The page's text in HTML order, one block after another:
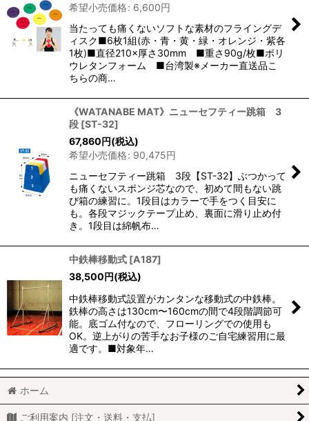
希望小売価格: 6,600円
当たっても痛くないソフトな素材のフライングデ
ィスク■6枚1組(赤・青・黄・緑・オレンジ・紫各
1枚)■直径210×厚さ30mm ■重さ90g/枚■ポリ
ウレタンフォーム ■台湾製※メーカー直送品こ
ちらの商…
《WATANABE MAT》ニューセフティー跳箱 3
段 [ST-32]
67,860円(税込)
希望小売価格: 90,475円
ニューセフティー跳箱 3段【ST-32】ぶつかって
も痛くないスポンジ芯なので、初めて間もない跳
び箱の練習に。1段目はカラーで手をつく目安に
も。各段マジックテープ止め、裏面に滑り止め付
き。1段目は綿帆布…
中鉄棒移動式 [A187]
38,500円(税込)
中鉄棒移動式設置がカンタンな移動式の中鉄棒。
鉄棒の高さは130cm〜160cmの間で4段階調節可
能。底ゴム付なので、フローリングでの使用も
OK。逆上がりの苦手なお子様のご自宅練習用に最
適です。■対象年…
ホーム
ご利用案内 [注文・送料・支払]